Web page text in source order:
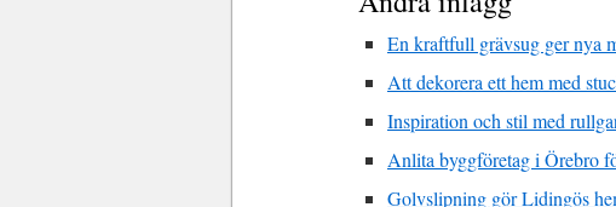
En kraftfull grävsug ger nya
Att dekorera ett hem med
Inspiration och stil med
Anlita byggföretag i Örebro
Golvslipning gör Lidingös